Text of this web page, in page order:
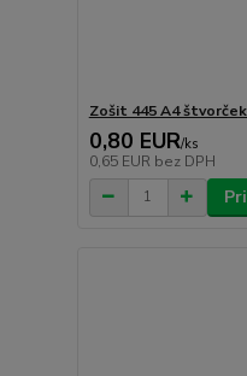
Zošit 445 A4
0,80 EUR/ks
0,65 EUR bez DPH